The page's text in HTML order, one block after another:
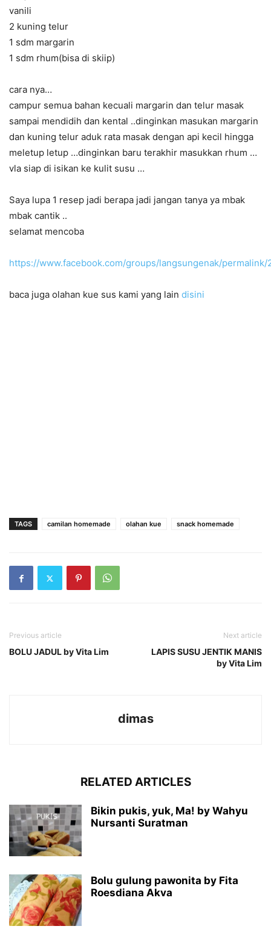
vanili
2 kuning telur
1 sdm margarin
1 sdm rhum(bisa di skiip)
cara nya…
campur semua bahan kecuali margarin dan telur masak
sampai mendidih dan kental ..dinginkan masukan margarin
dan kuning telur aduk rata masak dengan api kecil hingga
meletup letup …dinginkan baru terakhir masukkan rhum …
vla siap di isikan ke kulit susu …
Saya lupa 1 resep jadi berapa jadi jangan tanya ya mbak
mbak cantik ..
selamat mencoba
https://www.facebook.com/groups/langsungenak/
baca juga olahan kue sus kami yang lain disini
TAGS camilan homemade olahan kue snack homemade
Previous article
BOLU JADUL by Vita Lim
Next article
LAPIS SUSU JENTIK MANIS
by Vita Lim
dimas
RELATED ARTICLES
Bikin pukis, yuk, Ma! by Wahyu
Nursanti Suratman
Bolu gulung pawonita by Fita
Roesdiana Akva